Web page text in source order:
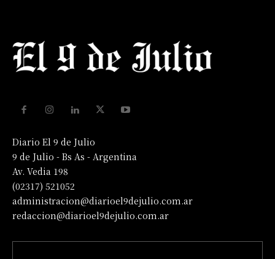
Diario El 9 de Julio
9 de Julio - Bs As - Argentina
Av. Vedia 198
(02317) 521052
administracion@diarioel9dejulio.com.ar
redaccion@diarioel9dejulio.com.ar